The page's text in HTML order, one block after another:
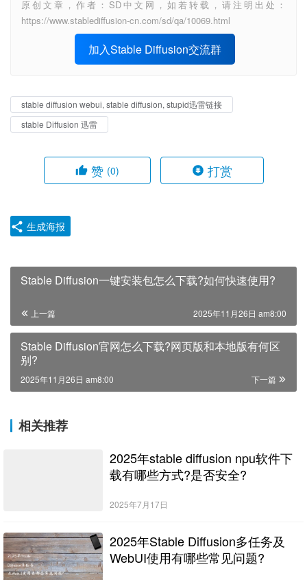
原创文章，作者：SD中文网，如若转载，请注明出处：
https://www.stablediffusion-cn.com/sd/qa/10069.html
加入Stable Diffusion交流群
stable diffusion webui, stable diffusion, stupid迅雷链接
stable Diffusion 迅雷
赞 (0) 打赏
生成海报
Stable Diffusion一键安装包怎么下载?如何快速使用?
上一篇 2025年11月26日 am8:00
Stable Diffusion官网怎么下载?网页版和本地版有何区
别?
下一篇
2025年11月26日 am8:00
相关推荐
2025年stable diffusion npu软件下
载有哪些方式?是否安全?
2025年7月17日
2025年Stable Diffusion多任务及
WebUI使用有哪些常见问题?